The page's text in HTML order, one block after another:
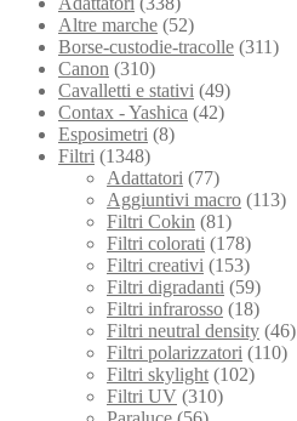
Altre marche (52)
Borse-custodie-tracolle (311)
Canon (310)
Cavalletti e stativi (49)
Contax - Yashica (42)
Esposimetri (8)
Filtri (1348)
Adattatori (77)
Aggiuntivi macro (113)
Filtri Cokin (81)
Filtri colorati (178)
Filtri creativi (153)
Filtri digradanti (59)
Filtri infrarosso (18)
Filtri neutral density (46)
Filtri polarizzatori (110)
Filtri skylight (102)
Filtri UV (310)